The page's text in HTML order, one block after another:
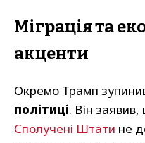
Міграція та
акценти
Окремо Трамп
політиці. Він заявив,
Сполучені Штати не